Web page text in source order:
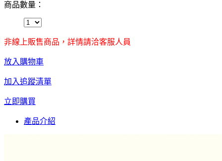
商品數量：
非線上販售商品，詳情請洽客服人員
放入購物車
加入追蹤清單
立即購買
產品介紹